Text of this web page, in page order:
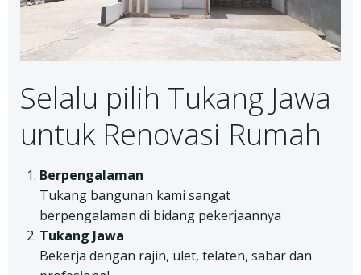
Selalu pilih Tukang Jawa
untuk Renovasi Rumah
Berpengalaman
Tukang bangunan kami sangat
berpengalaman di bidang pekerjaannya
Tukang Jawa
Bekerja dengan rajin, ulet, telaten, sabar dan